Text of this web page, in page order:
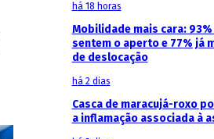
há 18 horas
Mobilidade mais cara:
sentem o aperto e 77% já
de deslocação
há 2 dias
Casca de maracujá-roxo
a inflamação associada à